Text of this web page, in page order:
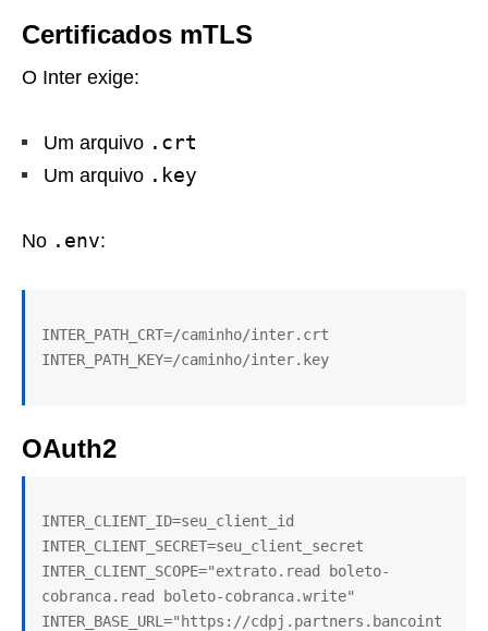
Certificados mTLS
O Inter exige:
Um arquivo .crt
Um arquivo .key
No .env:
INTER_PATH_CRT=/caminho/inter.crt
OAuth2
INTER_CLIENT_ID=seu_client_id
INTER_CLIENT_SECRET=seu_client_secret
INTER_CLIENT_SCOPE="extrato.read boleto-
cobranca.read boleto-cobranca.write"
INTER_BASE_URL="https://cdpj.partners.bancoint